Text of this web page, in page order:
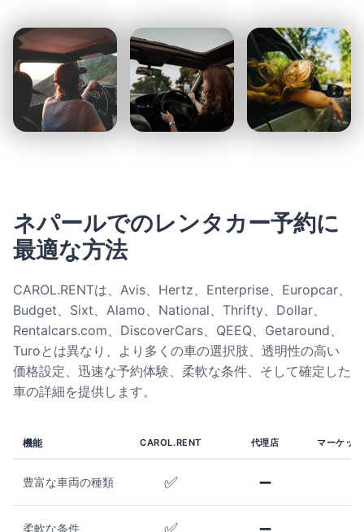
ネパールでのレンタカー予約に
最適な方法
CAROL.RENTは、Avis、Hertz、Enterprise、Europcar、
Budget、Sixt、Alamo、National、Thrifty、Dollar、
Rentalcars.com、DiscoverCars、QEEQ、Getaround、
Turoとは異なり、より多くの車の選択肢、透明性の高い
価格設定、迅速な予約体験、柔軟な条件、そして確定した
車の詳細を提供します。
機能 CAROL.RENT 代理店 マーケッ
豊富な車両の種類 ✅ ➖
柔軟な条件